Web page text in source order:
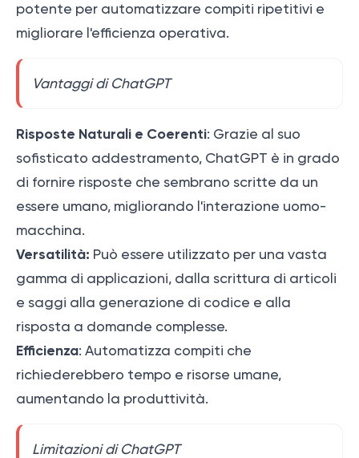
potente per automatizzare compiti ripetitivi e
migliorare l'efficienza operativa.
Vantaggi di ChatGPT
Risposte Naturali e Coerenti: Grazie al suo
sofisticato addestramento, ChatGPT è in grado
di fornire risposte che sembrano scritte da un
essere umano, migliorando l'interazione uomo-
macchina.
Versatilità: Può essere utilizzato per una vasta
gamma di applicazioni, dalla scrittura di articoli
e saggi alla generazione di codice e alla
risposta a domande complesse.
Efficienza: Automatizza compiti che
richiederebbero tempo e risorse umane,
aumentando la produttività.
Limitazioni di ChatGPT